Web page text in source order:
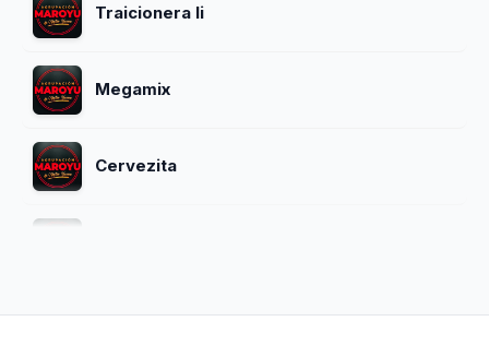
Traicionera Ii
Megamix
Cervezita
Quiero Olvidarte